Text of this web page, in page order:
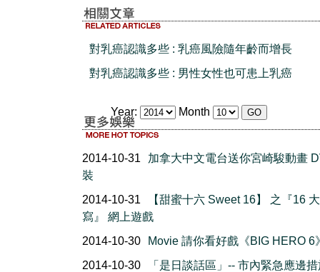
對乳癌認識多些 : 乳癌風險隨年齡而增長
對乳癌認識多些 : 男性女性也可患上乳癌
Year: Month
2014-10-31
加拿大中文電台送你宮崎駿動畫
裝
2014-10-31
【甜蜜十六 Sweet 16】 之『16
寫』 網上遊戲
2014-10-30
Movie 請你看好戲《BIG HERO 6
2014-10-30
「是日談話區」-- 市內緊急應邊